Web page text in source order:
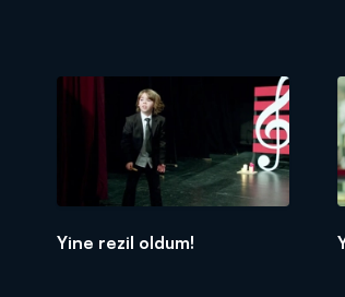
Yine rezil oldum!